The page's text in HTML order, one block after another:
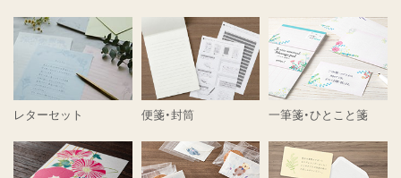
レターセット 便箋・封筒 一筆箋・ひとこと箋